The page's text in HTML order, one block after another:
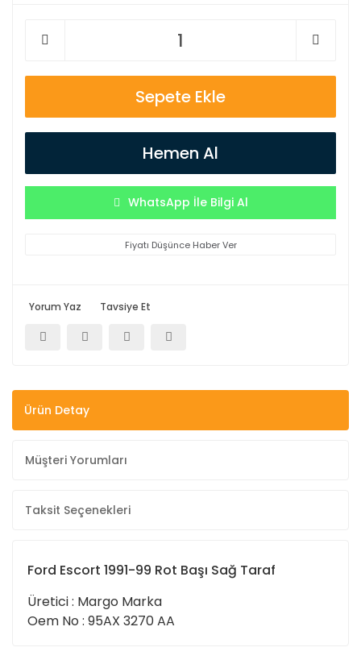
Sepete Ekle
Hemen Al
WhatsApp İle Bilgi Al
Fiyatı Düşünce Haber Ver
Yorum Yaz Tavsiye Et
Ürün Detay
Müşteri Yorumları
Taksit Seçenekleri
Ford Escort 1991-99 Rot Başı Sağ Taraf
Üretici : Margo Marka
Oem No : 95AX 3270 AA